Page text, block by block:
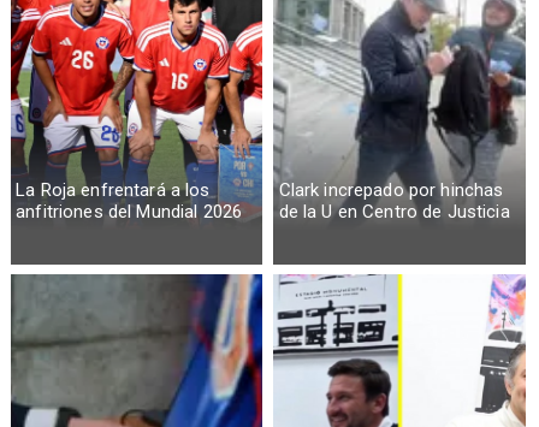
La Roja enfrentará a los
anfitriones del Mundial 2026
Clark increpado por hinchas
de la U en Centro de Justicia